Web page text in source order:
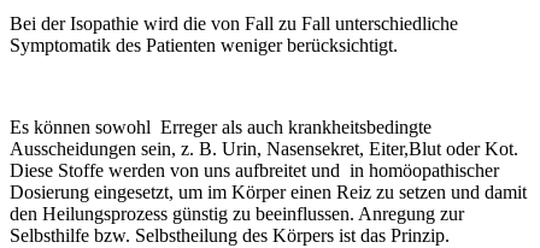
Bei der Isopathie wird die von Fall zu Fall unterschiedliche
Symptomatik des Patienten weniger berücksichtigt.
Es können sowohl Erreger als auch krankheitsbedingte
Ausscheidungen sein, z. B. Urin, Nasensekret, Eiter,Blut oder Kot.
Diese Stoffe werden von uns aufbreitet und in homöopathischer
Dosierung eingesetzt, um im Körper einen Reiz zu setzen und damit
den Heilungsprozess günstig zu beeinflussen. Anregung zur
Selbsthilfe bzw. Selbstheilung des Körpers ist das Prinzip.